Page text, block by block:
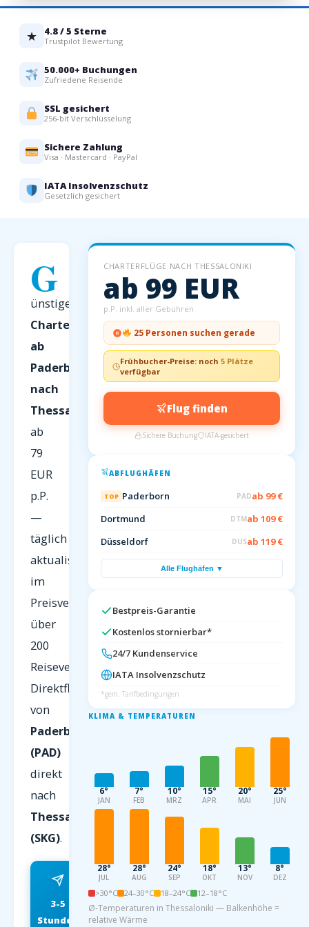
★ 4.8 / 5 Sterne
Trustpilot Bewertung
50.000+ Buchungen
Zufriedene Reisende
SSL gesichert
256-bit Verschlüsselung
Sichere Zahlung
Visa · Mastercard · PayPal
IATA Insolvenzschutz
Gesetzlich gesichert
G
ünstige
Charterflüge
ab
Paderborn
nach
Thessaloniki
ab
79
EUR
p.P.
—
täglich
aktualisiert
im
Preisvergleich
über
200
Reiseveranstalter.
Direktflug
von
Paderborn
(PAD)
direkt
nach
Thessaloniki
(SKG).
3-5
Stunden
ab 79 EUR
CHARTERFLÜGE NACH THESSALONIKI
ab 99 EUR
p.P. inkl. aller Gebühren
25 Personen suchen gerade
Frühbucher-Preise: noch5 Plätze
verfügbar
Flug finden
Sichere Buchung IATA-gesichert
ABFLUGHÄFEN
TOP Paderborn PADab 99 €
Dortmund
DTMab 109 €
Düsseldorf
DUSab 119 €
Alle Flughäfen ▼
Bestpreis-Garantie
Kostenlos stornierbar*
24/7 Kundenservice
IATA Insolvenzschutz
*gem. Tarifbedingungen
KLIMA & TEMPERATUREN
6°
JAN
7°
FEB
10°
MRZ
15°
APR
20°
MAI
25°
JUN
28°
JUL
28°
AUG
24°
SEP
18°
OKT
13°
NOV
8°
DEZ
>30°C 24–30°C 18–24°C 12–18°C
Ø-Temperaturen in Thessaloniki — Balkenhöhe =
relative Wärme